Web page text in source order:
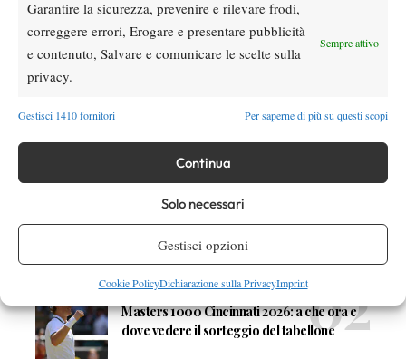
Garantire la sicurezza, prevenire e rilevare frodi,
correggere errori, Erogare e presentare pubblicità
e contenuto, Salvare e comunicare le scelte sulla
privacy.
Sempre attivo
Gestisci 1410 fornitori Per saperne di più su questi scopi
Continua
Solo necessari
Gestisci opzioni
Cookie PolicyDichiarazione sulla PrivacyImprint
una cosa che devo prendere a mio favore.Ho sempre detto di
voler vincere Roma, il sogno è ancora vivo”.
DI TENDENZA
Quinn, Sonego entra nel tabellone
Tennis in TV
Masters 1000 Cincinnati 2026: a che ora e
dove vedere il sorteggio del tabellone